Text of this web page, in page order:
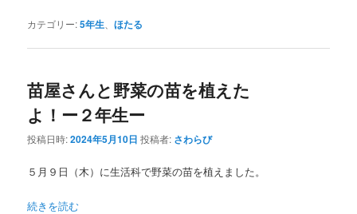
カテゴリー:5年生 、ほたる
苗屋さんと野菜の苗を植えた
よ！ー２年生ー
投稿日時:2024年5月10日 投稿者: さわらび
５月９日（木）に生活科で野菜の苗を植えました。
続きを読む